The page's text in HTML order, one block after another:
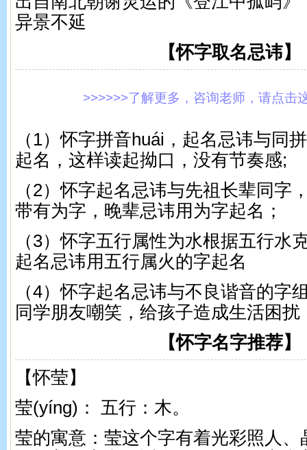
异景不延
【怀字取名忌讳】
>>>>>>了解更多，咨询老师，请点击
（1）怀字拼音huái，起名忌讳与同
起名，这样读起拗口，没有节奏感;
（2）怀字起名忌讳与先祖长辈同字
带有为字，晚辈忌讳用为字起名；
（3）怀字五行属性为水根据五行水
起名忌讳用五行属火的字起名
（4）怀字起名忌讳与不良谐音的字
同学朋友嘲笑，给孩子造成生活困扰
【怀字名字推荐】
【怀莹】
莹(yínɡ)： 五行：木。
莹的寓意：莹这个字有着光彩照人、